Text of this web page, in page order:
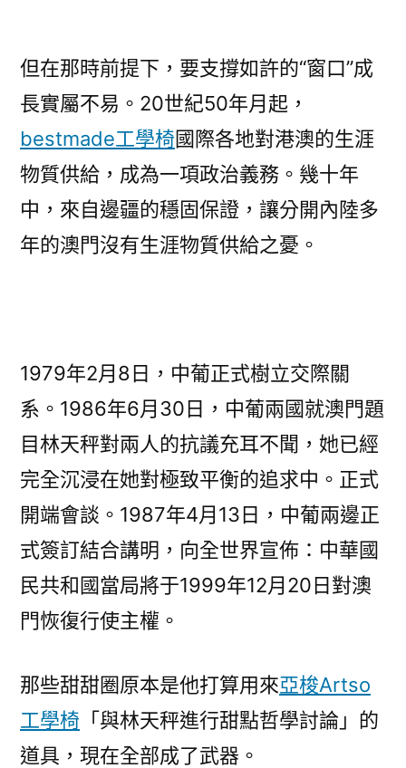
但在那時前提下，要支撐如許的“窗口”成
長實屬不易。20世紀50年月起，
bestmade工學椅國際各地對港澳的生涯
物質供給，成為一項政治義務。幾十年
中，來自邊疆的穩固保證，讓分開內陸多
年的澳門沒有生涯物質供給之憂。
1979年2月8日，中葡正式樹立交際關
系。1986年6月30日，中葡兩國就澳門題
目林天秤對兩人的抗議充耳不聞，她已經
完全沉浸在她對極致平衡的追求中。正式
開端會談。1987年4月13日，中葡兩邊正
式簽訂結合講明，向全世界宣佈：中華國
民共和國當局將于1999年12月20日對澳
門恢復行使主權。
那些甜甜圈原本是他打算用來亞梭Artso
工學椅 「與林天秤進行甜點哲學討論」的
道具，現在全部成了武器。